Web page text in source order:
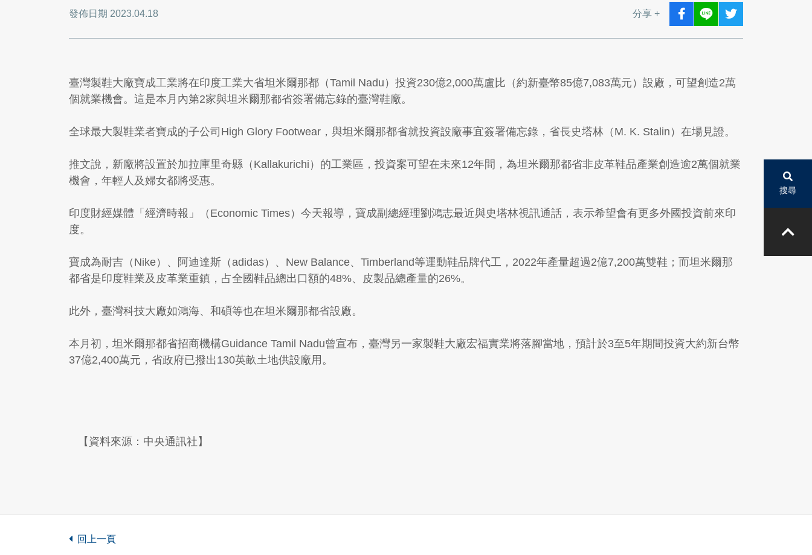
發佈日期 2023.04.18 分享 +
臺灣製鞋大廠寶成工業將在印度工業大省坦米爾那都（Tamil Nadu）投資230億2,000萬盧比（約新臺幣85億7,083萬元）設廠，可望創造2萬
個就業機會。這是本月內第2家與坦米爾那都省簽署備忘錄的臺灣鞋廠。
全球最大製鞋業者寶成的子公司High Glory Footwear，與坦米爾那都省就投資設廠事宜簽署備忘錄，省長史塔林（M. K. Stalin）在場見證。
推文說，新廠將設置於加拉庫里奇縣（Kallakurichi）的工業區，投資案可望在未來12年間，為坦米爾那都省非皮革鞋品產業創造逾2萬個就業
機會，年輕人及婦女都將受惠。
印度財經媒體「經濟時報」（Economic Times）今天報導，寶成副總經理劉鴻志最近與史塔林視訊通話，表示希望會有更多外國投資前來印
度。
寶成為耐吉（Nike）、阿迪達斯（adidas）、New Balance、Timberland等運動鞋品牌代工，2022年產量超過2億7,200萬雙鞋；而坦米爾那
都省是印度鞋業及皮革業重鎮，占全國鞋品總出口額的48%、皮製品總產量的26%。
此外，臺灣科技大廠如鴻海、和碩等也在坦米爾那都省設廠。
本月初，坦米爾那都省招商機構Guidance Tamil Nadu曾宣布，臺灣另一家製鞋大廠宏福實業將落腳當地，預計於3至5年期間投資大約新台幣
37億2,400萬元，省政府已撥出130英畝土地供設廠用。
【資料來源：中央通訊社】
回上一頁
搜尋